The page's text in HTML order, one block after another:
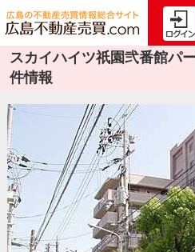
スカイハイツ祇園弐番館パ
件情報